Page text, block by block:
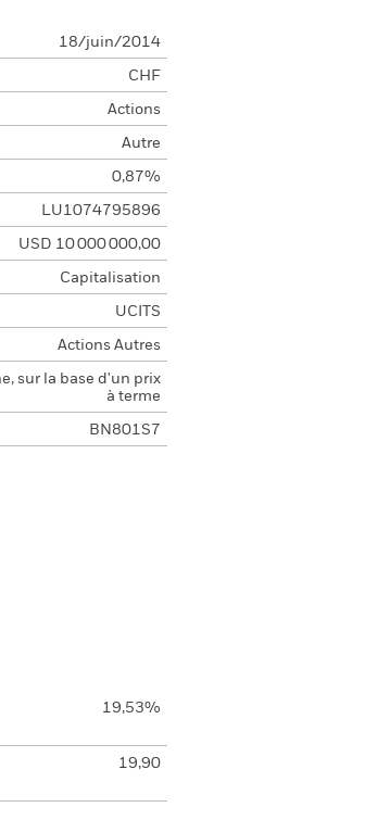
18/juin/2014
CHF
Actions
Autre
0,87%
LU1074795896
USD 10 000 000,00
Capitalisation
UCITS
Actions Autres
sur la base d'un prix
à terme
BN801S7
19,53%
19,90